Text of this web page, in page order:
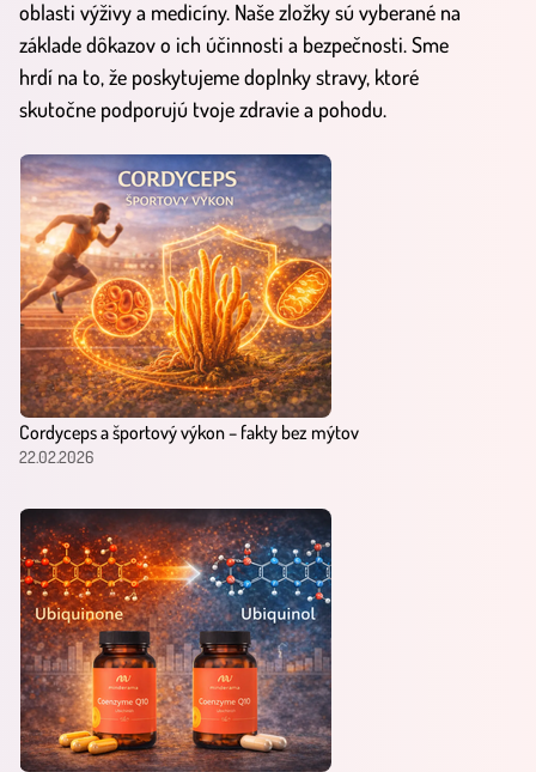
oblasti výživy a medicíny. Naše zložky sú vyberané na
základe dôkazov o ich účinnosti a bezpečnosti. Sme
hrdí na to, že poskytujeme doplnky stravy, ktoré
skutočne podporujú tvoje zdravie a pohodu.
Cordyceps a športový výkon – fakty bez mýtov
22.02.2026